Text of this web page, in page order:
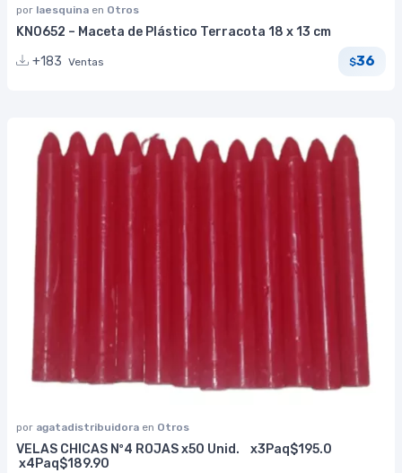
por laesquina en Otros
KN0652 – Maceta de Plástico Terracota 18 x 13 cm
+183 Ventas $36
por agatadistribuidora en Otros
VELAS CHICAS Nº4 ROJAS x50 Unid. x3Paq$195.0
x4Paq$189.90